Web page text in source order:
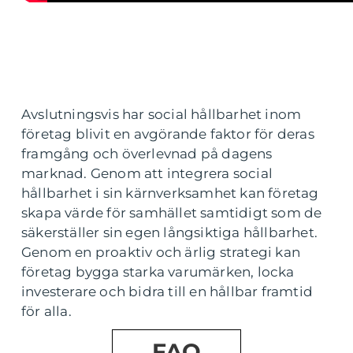
Avslutningsvis har social hållbarhet inom
företag blivit en avgörande faktor för deras
framgång och överlevnad på dagens
marknad. Genom att integrera social
hållbarhet i sin kärnverksamhet kan företag
skapa värde för samhället samtidigt som de
säkerställer sin egen långsiktiga hållbarhet.
Genom en proaktiv och ärlig strategi kan
företag bygga starka varumärken, locka
investerare och bidra till en hållbar framtid
för alla.